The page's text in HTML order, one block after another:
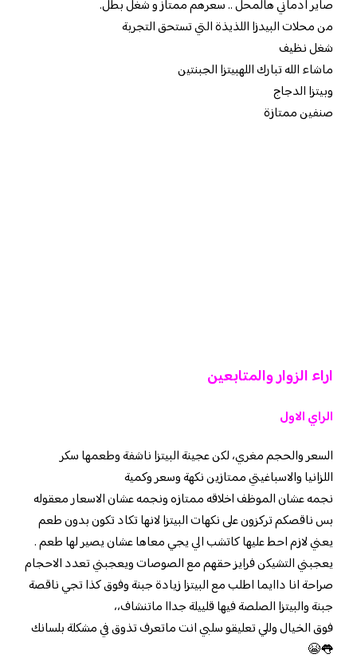
صاير ادماني هالمحل .. سعرهم ممتاز و شغل بطل.
من محلات البيدزا اللذيذة التي تستحق التجربة
شغل نظيف
ماشاء الله تبارك اللهبيتزا الجبنتين
وبيتزا الدجاج
صنفين ممتازة
اراء الزوار والمتابعين
الراي الاول
السعر والحجم مغري، لكن عجينة البيتزا ناشفة وطعمها سكر
اللزانيا والاسباغيتي ممتازين نكهة وسعر وكمية
نجمه عشان الموظف اخلاقه ممتازه ونجمه عشان الاسعار معقوله
بس ناقصكم تركزون على نكهات البيتزا لانها تكاد تكون بدون طعم
يعني لازم احط عليها كاتشب الي يجي معاها عشان يصير لها طعم .
يعجبني التشيكن فرايز حقهم مع الصوصات ويعجبني تعدد الاحجام
صراحة انا داايما اطلب مع البيتزا زيادة جبنة وفوق كذا تجي ناقصة
جبنة والبيتزا الصلصة فيها قلييلة جداا ماتنشاف،،
فوق الخيال وللي تعليقو سلبي انت ماتعرف تذوق في مشكلة بلسانك
👅😭